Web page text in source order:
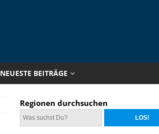
NEUESTE BEITRÄGE
Regionen durchsuchen